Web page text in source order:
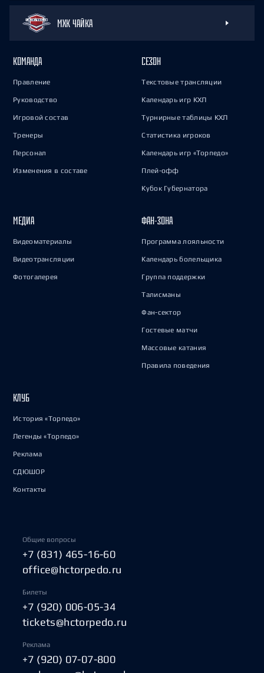
МХК ЧАЙКА
КОМАНДА
Правление
Руководство
Игровой состав
Тренеры
Персонал
Изменения в составе
СЕЗОН
Текстовые трансляции
Календарь игр КХЛ
Турнирные таблицы КХЛ
Статистика игроков
Календарь игр «Торпедо»
Плей-офф
Кубок Губернатора
МЕДИА
Видеоматериалы
Видеотрансляции
Фотогалерея
ФАН-ЗОНА
Программа лояльности
Календарь болельщика
Группа поддержки
Талисманы
Фан-сектор
Гостевые матчи
Массовые катания
Правила поведения
КЛУБ
История «Торпедо»
Легенды «Торпедо»
Реклама
СДЮШОР
Контакты
Общие вопросы
+7 (831) 465-16-60
office@hctorpedo.ru
Билеты
+7 (920) 006-05-34
tickets@hctorpedo.ru
Реклама
+7 (920) 07-07-800